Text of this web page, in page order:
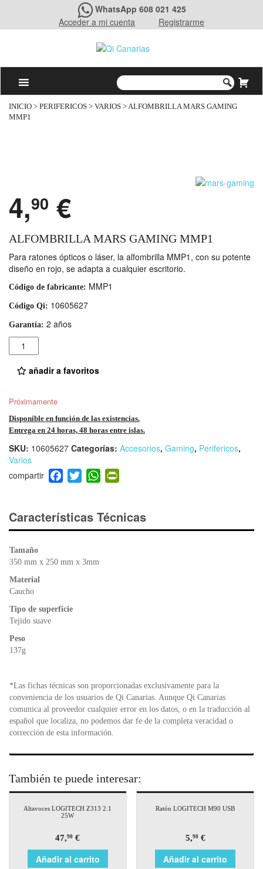
WhatsApp 608 021 425
Acceder a mi cuenta
Registrarme
INICIO > PERIFERICOS > VARIOS > ALFOMBRILLA MARS GAMING
MMP1
4,90 €
ALFOMBRILLA MARS GAMING MMP1
Para ratones ópticos o láser, la alfombrilla MMP1, con su potente
diseño en rojo, se adapta a cualquier escritorio.
Código de fabricante: MMP1
Código Qi: 10605627
Garantía: 2 años
Cantidad
añadir a favoritos
Próximamente
Disponible en función de las existencias.
Entrega en 24 horas, 48 horas entre islas.
SKU: 10605627 Categorías: Accesorios, Gaming, Perifericos,
Varios
F
a
e
b
o
T
wi
er
W
h
s
A
ri
e
Características Técnicas
Tamaño
350 mm x 250 mm x 3mm
Material
Caucho
Tipo de superficie
Tejido suave
Peso
137g
*Las fichas técnicas son proporcionadas exclusivamente para la
conveniencia de los usuarios de Qi Canarias. Aunque Qi Canarias
comunica al proveedor cualquier error en los datos, o en la traducción al
español que localiza, no podemos dar fe de la completa veracidad o
corrección de esta información.
También te puede interesar:
Altavoces LOGITECH Z313 2.1
25W
47,90 €
Añadir al carrito
Ratón LOGITECH M90 USB
5,90€
Añadir al carrito